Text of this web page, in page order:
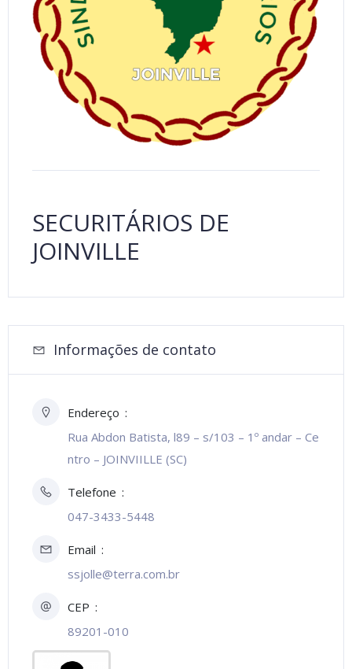
SECURITÁRIOS DE
JOINVILLE
Informações de contato
Endereço
Rua Abdon Batista, l89 – s/103 – 1º andar – Ce
ntro – JOINVIILLE (SC)
Telefone
047-3433-5448
Email
ssjolle@terra.com.br
CEP
89201-010